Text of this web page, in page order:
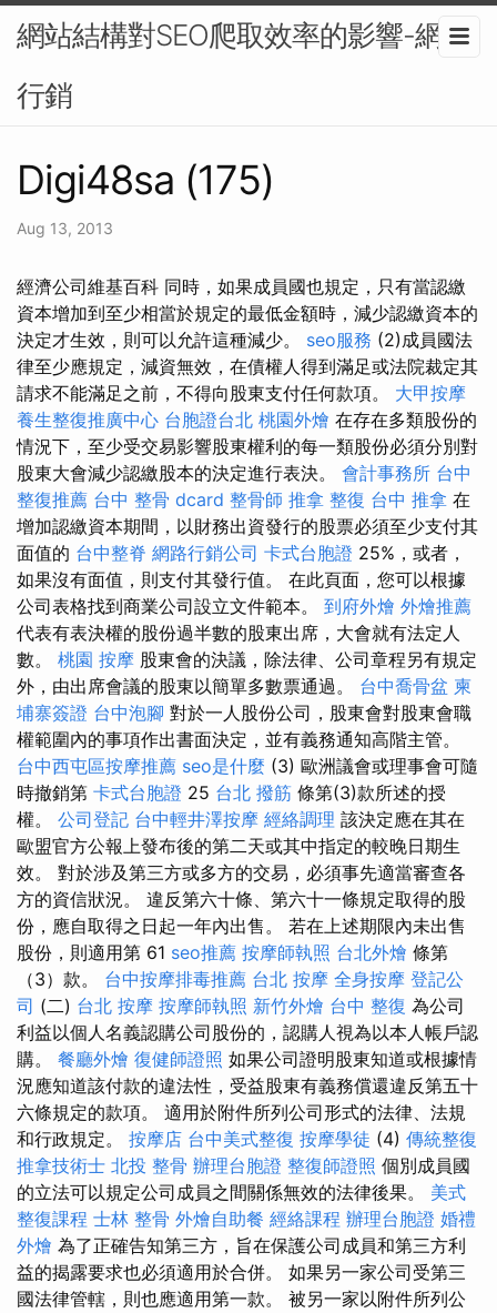
網站結構對SEO爬取效率的影響-網路
行銷
Digi48sa (175)
Aug 13, 2013
經濟公司維基百科 同時，如果成員國也規定，只有當認繳
資本增加到至少相當於規定的最低金額時，減少認繳資本的
決定才生效，則可以允許這種減少。 seo服務 (2)成員國法
律至少應規定，減資無效，在債權人得到滿足或法院裁定其
請求不能滿足之前，不得向股東支付任何款項。 大甲按摩
養生整復推廣中心 台胞證台北 桃園外燴 在存在多類股份的
情況下，至少受交易影響股東權利的每一類股份必須分別對
股東大會減少認繳股本的決定進行表決。 會計事務所 台中
整復推薦 台中 整骨 dcard 整骨師 推拿 整復 台中 推拿 在
增加認繳資本期間，以財務出資發行的股票必須至少支付其
面值的 台中整脊 網路行銷公司 卡式台胞證 25%，或者，
如果沒有面值，則支付其發行值。 在此頁面，您可以根據
公司表格找到商業公司設立文件範本。 到府外燴 外燴推薦
代表有表決權的股份過半數的股東出席，大會就有法定人
數。 桃園 按摩 股東會的決議，除法律、公司章程另有規定
外，由出席會議的股東以簡單多數票通過。 台中喬骨盆 柬
埔寨簽證 台中泡腳 對於一人股份公司，股東會對股東會職
權範圍內的事項作出書面決定，並有義務通知高階主管。
台中西屯區按摩推薦 seo是什麼 (3) 歐洲議會或理事會可隨
時撤銷第 卡式台胞證 25 台北 撥筋 條第(3)款所述的授
權。 公司登記 台中輕井澤按摩 經絡調理 該決定應在其在
歐盟官方公報上發布後的第二天或其中指定的較晚日期生
效。 對於涉及第三方或多方的交易，必須事先適當審查各
方的資信狀況。 違反第六十條、第六十一條規定取得的股
份，應自取得之日起一年內出售。 若在上述期限內未出售
股份，則適用第 61 seo推薦 按摩師執照 台北外燴 條第
（3）款。 台中按摩排毒推薦 台北 按摩 全身按摩 登記公
司 (二) 台北 按摩 按摩師執照 新竹外燴 台中 整復 為公司
利益以個人名義認購公司股份的，認購人視為以本人帳戶認
購。 餐廳外燴 復健師證照 如果公司證明股東知道或根據情
況應知道該付款的違法性，受益股東有義務償還違反第五十
六條規定的款項。 適用於附件所列公司形式的法律、法規
和行政規定。 按摩店 台中美式整復 按摩學徒 (4) 傳統整復
推拿技術士 北投 整骨 辦理台胞證 整復師證照 個別成員國
的立法可以規定公司成員之間關係無效的法律後果。 美式
整復課程 士林 整骨 外燴自助餐 經絡課程 辦理台胞證 婚禮
外燴 為了正確告知第三方，旨在保護公司成員和第三方利
益的揭露要求也必須適用於合併。 如果另一家公司受第三
國法律管轄，則也應適用第一款。 被另一家以附件所列公